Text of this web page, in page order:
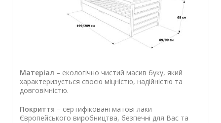
Матеріал – екологічно чистий масив буку, який
характеризується своєю міцністю, надійністю та
довговічністю.
Покриття – сертифіковані матові лаки
Європейського виробництва, безпечні для Вас та